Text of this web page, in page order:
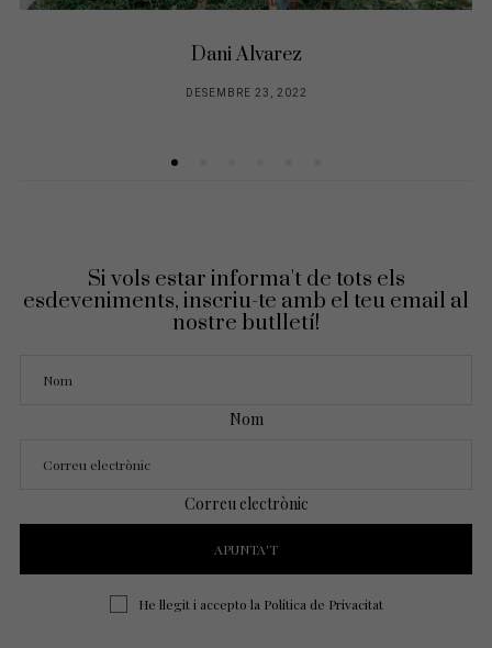
DESEMBRE 23, 2022
Si vols estar informa't de tots els
esdeveniments, inscriu-te amb el teu email al
nostre butlletí!
Nom
Correu electrònic
He llegit i accepto la Política de Privacitat